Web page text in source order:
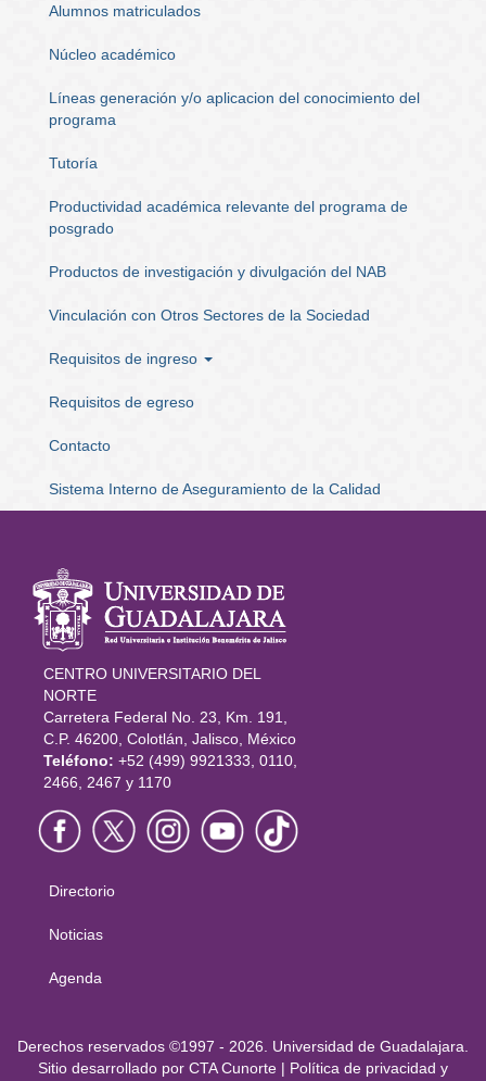
Alumnos matriculados
Núcleo académico
Líneas generación y/o aplicacion del conocimiento del
programa
Tutoría
Productividad académica relevante del programa de
posgrado
Productos de investigación y divulgación del NAB
Vinculación con Otros Sectores de la Sociedad
Requisitos de ingreso
Requisitos de egreso
Contacto
Sistema Interno de Aseguramiento de la Calidad
Información
del portal
CENTRO UNIVERSITARIO DEL
NORTE
Carretera Federal No. 23, Km. 191,
C.P. 46200, Colotlán, Jalisco, México
Teléfono: +52 (499) 9921333, 0110,
2466, 2467 y 1170
Menú
principal
Directorio
Noticias
Agenda
Derechos
Derechos reservados ©1997 - 2026. Universidad de Guadalajara.
Sitio desarrollado por CTA Cunorte | Política de privacidad y